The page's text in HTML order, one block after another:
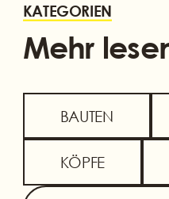
KATEGORIEN
Mehr
BAUTEN
KÖPFE